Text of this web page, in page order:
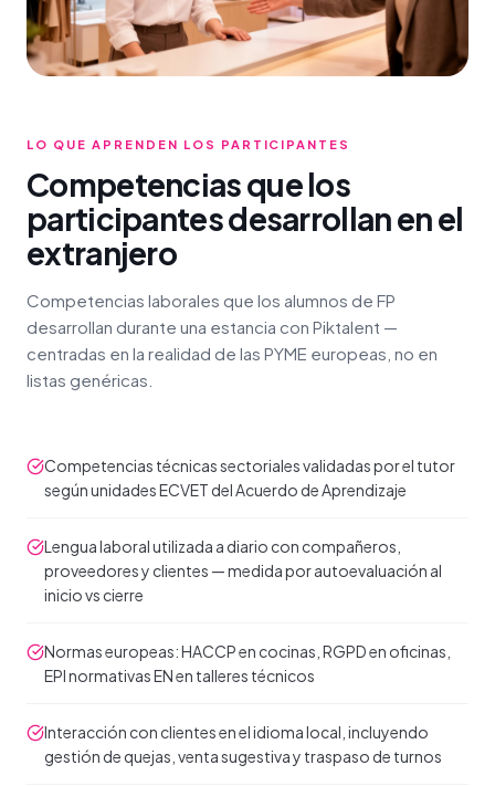
LO QUE APRENDEN LOS PARTICIPANTES
Competencias que los
participantes desarrollan en el
extranjero
Competencias laborales que los alumnos de FP
desarrollan durante una estancia con Piktalent —
centradas en la realidad de las PYME europeas, no en
listas genéricas.
Competencias técnicas sectoriales validadas por el tutor
según unidades ECVET del Acuerdo de Aprendizaje
Lengua laboral utilizada a diario con compañeros,
proveedores y clientes — medida por autoevaluación al
inicio vs cierre
Normas europeas: HACCP en cocinas, RGPD en oficinas,
EPI normativas EN en talleres técnicos
Interacción con clientes en el idioma local, incluyendo
gestión de quejas, venta sugestiva y traspaso de turnos